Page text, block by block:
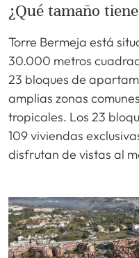
¿Qué tamaño
Torre Bermeja está
30.000 metros
23 bloques de
amplias zonas
tropicales. Los 23
109 viviendas
disfrutan de vistas al